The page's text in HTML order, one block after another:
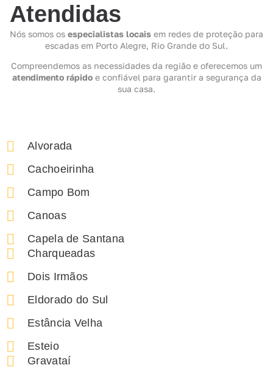
Atendidas
Nós somos os especialistas locais em redes de proteção para
escadas em Porto Alegre, Rio Grande do Sul.
Compreendemos as necessidades da região e oferecemos um
atendimento rápidoe confiável para garantir a segurança da
sua casa.
Alvorada
Cachoeirinha
Campo Bom
Canoas
Capela de Santana
Charqueadas
Dois Irmãos
Eldorado do Sul
Estância Velha
Esteio
Gravataí